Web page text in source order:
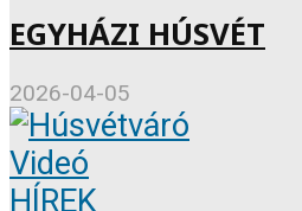
EGYHÁZI HÚSVÉT
2026-04-05
Videó
HÍREK